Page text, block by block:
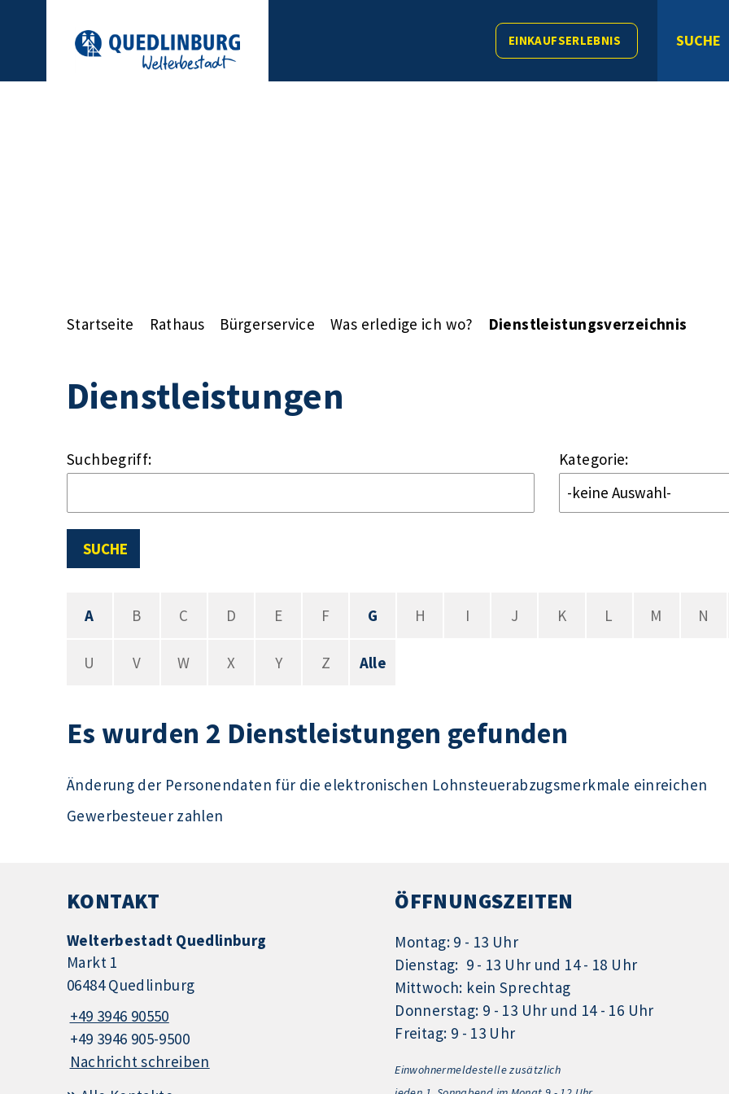
EINKAUFSERLEBNIS SUCHE
Startseite Rathaus Bürgerservice Was erledige ich wo? Dienstleistungsverzeichnis
Dienstleistungen
Suchbegriff: Kategorie:
SUCHE
A B C D E F G H I J K L M N
U V W X Y Z Alle
Es wurden 2 Dienstleistungen gefunden
Änderung der Personendaten für die elektronischen Lohnsteuerabzugsmerkmale einreichen
Gewerbesteuer zahlen
KONTAKT
Welterbestadt Quedlinburg
Markt 1
06484 Quedlinburg
+49 3946 90550
+49 3946 905-9500
Nachricht schreiben
ÖFFNUNGSZEITEN
Montag: 9 - 13 Uhr
Dienstag: 9 - 13 Uhr und 14 - 18 Uhr
Mittwoch: kein Sprechtag
Donnerstag: 9 - 13 Uhr und 14 - 16 Uhr
Freitag: 9 - 13 Uhr
Einwohnermeldestelle zusätzlich